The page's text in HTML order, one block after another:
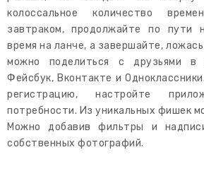
колоссальное количество
завтраком, продолжайте по пути
время на ланче, а завершайте,
можно поделиться с друзьями в
Фейсбук, Вконтакте и
регистрацию, настройте
потребности. Из уникальных фишек
Можно добавив фильтры и
собственных фотографий.